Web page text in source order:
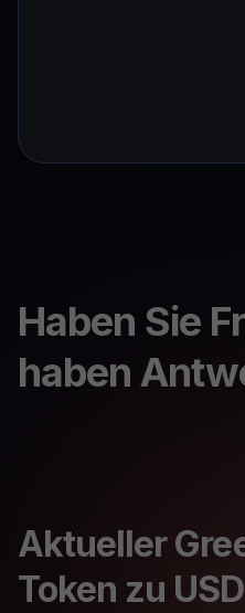
Haben Sie
haben
Aktueller
Token zu